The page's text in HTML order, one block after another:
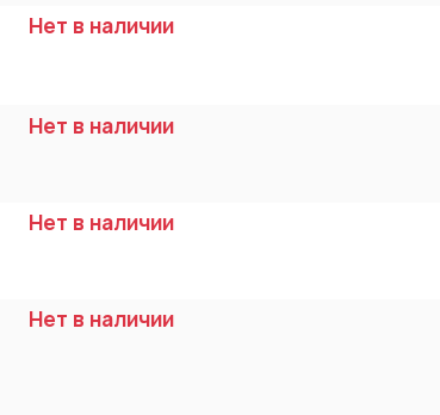
Нет в наличии
Нет в наличии
Нет в наличии
Нет в наличии